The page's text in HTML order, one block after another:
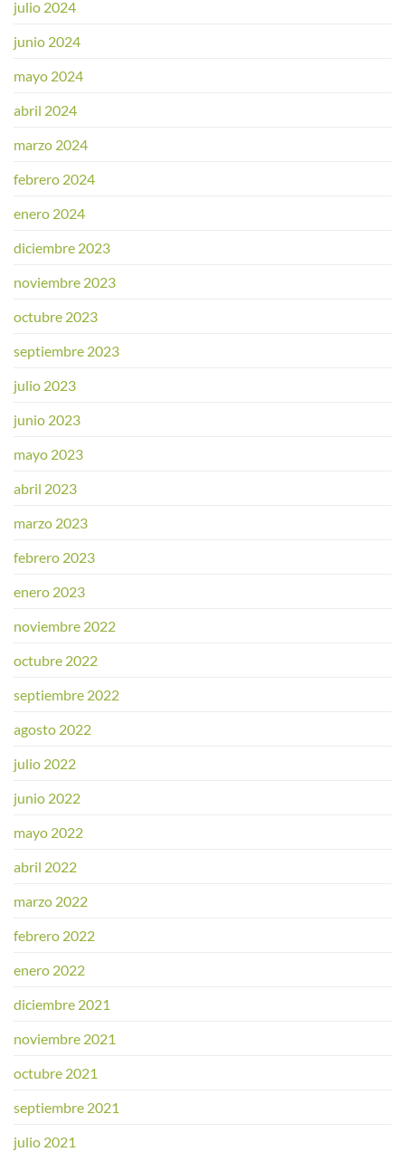
julio 2024
junio 2024
mayo 2024
abril 2024
marzo 2024
febrero 2024
enero 2024
diciembre 2023
noviembre 2023
octubre 2023
septiembre 2023
julio 2023
junio 2023
mayo 2023
abril 2023
marzo 2023
febrero 2023
enero 2023
noviembre 2022
octubre 2022
septiembre 2022
agosto 2022
julio 2022
junio 2022
mayo 2022
abril 2022
marzo 2022
febrero 2022
enero 2022
diciembre 2021
noviembre 2021
octubre 2021
septiembre 2021
julio 2021